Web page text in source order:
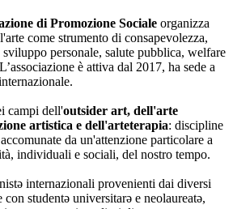
di Promozione Sociale organizza
come strumento di consapevolezza,
personale, salute pubblica, welfare
è attiva dal 2017, ha sede a
campi dell'outsider art, dell'arte
artistica e dell'arteterapia: discipline
da un'attenzione particolare a
individuali e sociali, del nostro tempo.
internazionali provenienti dai diversi
studentə universitarə e neolaureatə,